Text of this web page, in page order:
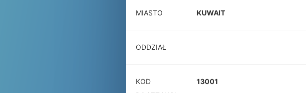
MIASTO KUWAIT
ODDZIAŁ
KOD
13001